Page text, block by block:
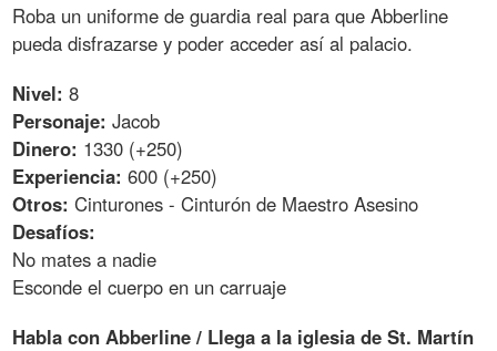
Roba un uniforme de guardia real para que Abberline
pueda disfrazarse y poder acceder así al palacio.
Nivel: 8
Personaje: Jacob
Dinero: 1330 (+250)
Experiencia: 600 (+250)
Otros: Cinturones - Cinturón de Maestro Asesino
Desafíos:
No mates a nadie
Esconde el cuerpo en un carruaje
Habla con Abberline / Llega a la iglesia de St. Martín